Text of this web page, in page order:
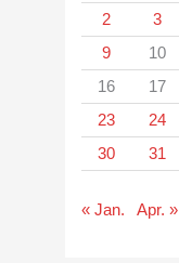
2
3
9
10
16
17
23
24
30
31
« Jan. Apr. »